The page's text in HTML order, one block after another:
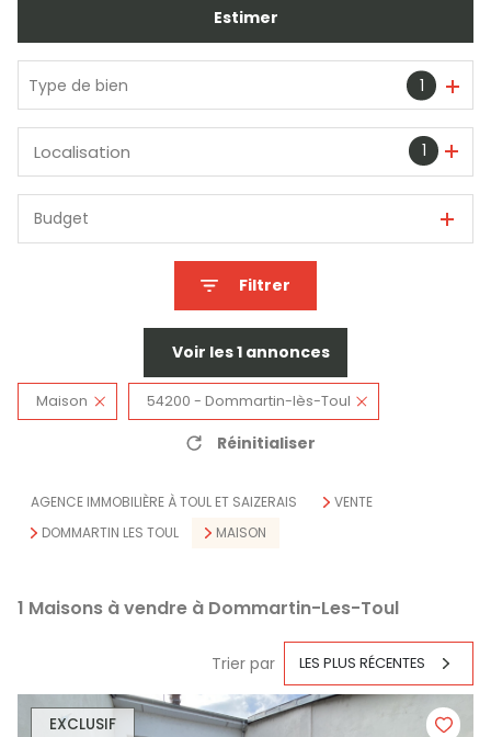
De l'immo pro
Estimer
Type de bien 1
1
Localisation
Budget
Filtrer
Voir les1 annonces
Maison 54200 - Dommartin-lès-Toul
Réinitialiser
AGENCE IMMOBILIÈRE À TOUL ET SAIZERAIS
VENTE
DOMMARTIN LES TOUL
MAISON
1 Maisons à vendre à Dommartin-Les-Toul
Trier par LES PLUS RÉCENTES
EXCLUSIF